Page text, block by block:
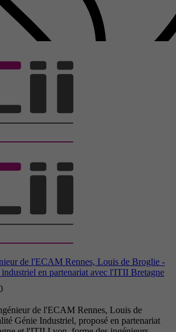
de l'ECAM Rennes, Louis de Broglie -
industriel en partenariat avec l'ITII Bretagne
de l'ECAM Rennes, Louis de
Génie Industriel, proposé en partenariat